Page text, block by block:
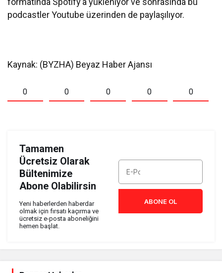
podcastler Youtube üzerinden de paylaşılıyor.
Kaynak: (BYZHA) Beyaz Haber Ajansı
0 0 0 0 0
Tamamen
Ücretsiz Olarak
Bültenimize
Abone Olabilirsin
Yeni haberlerden haberdar
olmak için fırsatı kaçırma ve
ücretsiz e-posta aboneliğini
hemen başlat.
ABONE OL